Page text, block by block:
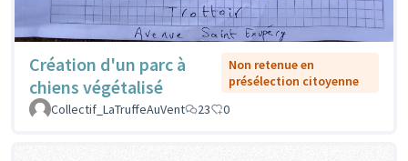
Création d'un parc à
chiens végétalisé
Non retenue en
présélection citoyenne
Collectif_LaTruffeAuVent
23 0